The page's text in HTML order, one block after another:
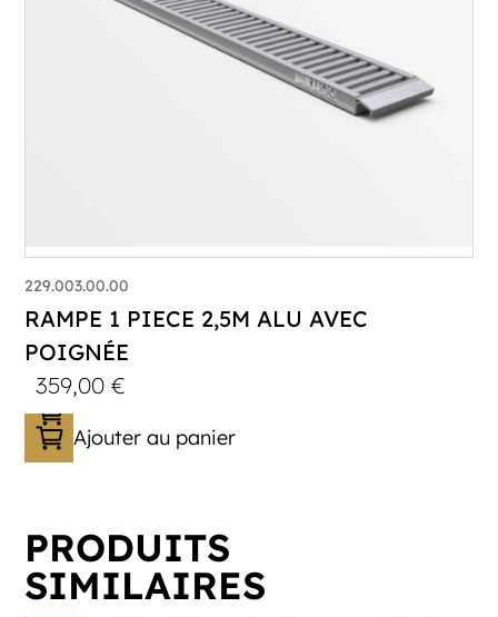
229.003.00.00
RAMPE 1 PIECE 2,5M ALU AVEC
POIGNÉE
359,00€
Ajouter au panier
PRODUITS
SIMILAIRES